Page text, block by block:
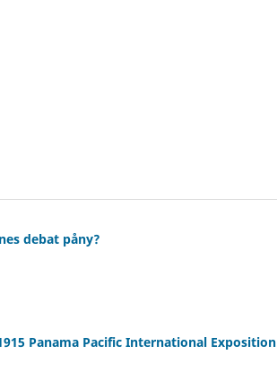
debat påny?
Panama Pacific International Exposition